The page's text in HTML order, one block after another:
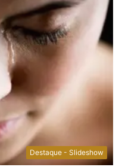
Destaque - Slideshow